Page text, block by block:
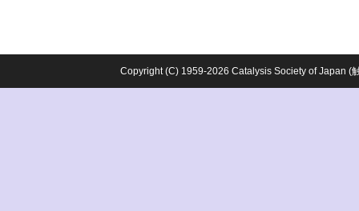
Copyright (C) 1959-2026 Catalysis Society of Japan (